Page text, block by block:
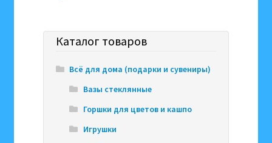
Каталог товаров
Всё для дома (подарки и сувениры)
Вазы стеклянные
Горшки для цветов и кашпо
Игрушки